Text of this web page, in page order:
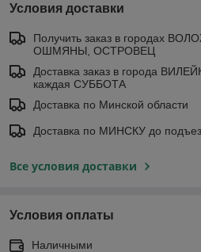
Условия доставки
Получить заказ в городах
ОШМЯНЫ, ОСТРОВЕЦ
Доставка заказ в города
каждая СУББОТА
Доставка по Минской области
Доставка по МИНСКУ до
Все условия доставки
Условия оплаты
Наличными